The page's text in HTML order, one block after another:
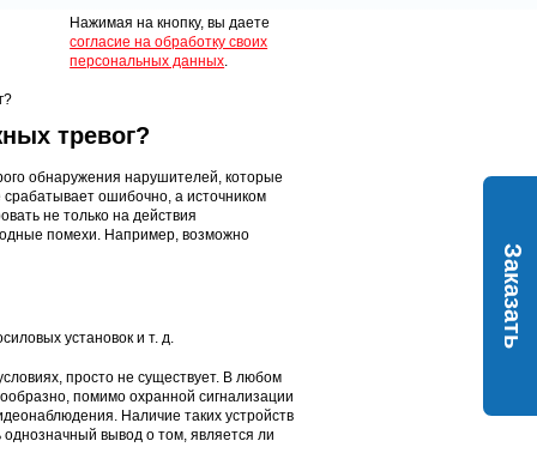
Заказать
Нажимая на кнопку, вы даете
согласие на обработку своих
персональных данных.
тревог?
обнаружения нарушителей, которые
ошибочно, а источником
не только на действия
помехи. Например, возможно
установок и т. д.
просто не существует. В любом
помимо охранной сигнализации
Наличие таких устройств
однозначный вывод о том, является ли